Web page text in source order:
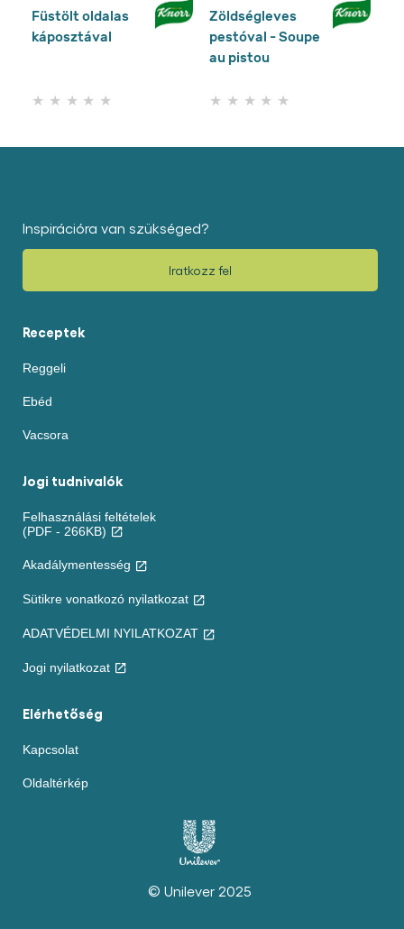
értékelést
elemhez
Füstölt oldalas
káposztával
értékelést
Zöldségleves
pestóval - Soupe
au pistou
Inspirációra van szükséged?
Iratkozz fel
Receptek
Reggeli
Ebéd
Vacsora
Jogi tudnivalók
Felhasználási feltételek
(PDF - 266KB)
Akadálymentesség
Sütikre vonatkozó nyilatkozat
ADATVÉDELMI NYILATKOZAT
Jogi nyilatkozat
Elérhetőség
Kapcsolat
Oldaltérkép
© Unilever 2025